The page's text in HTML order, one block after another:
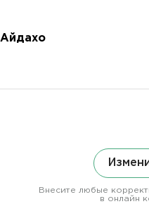
Внесите любые
в онлайн